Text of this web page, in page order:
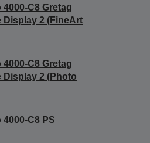
C8 Gretag
Display 2 (FineArt
C8 Gretag
Display 2 (Photo
C8 PS